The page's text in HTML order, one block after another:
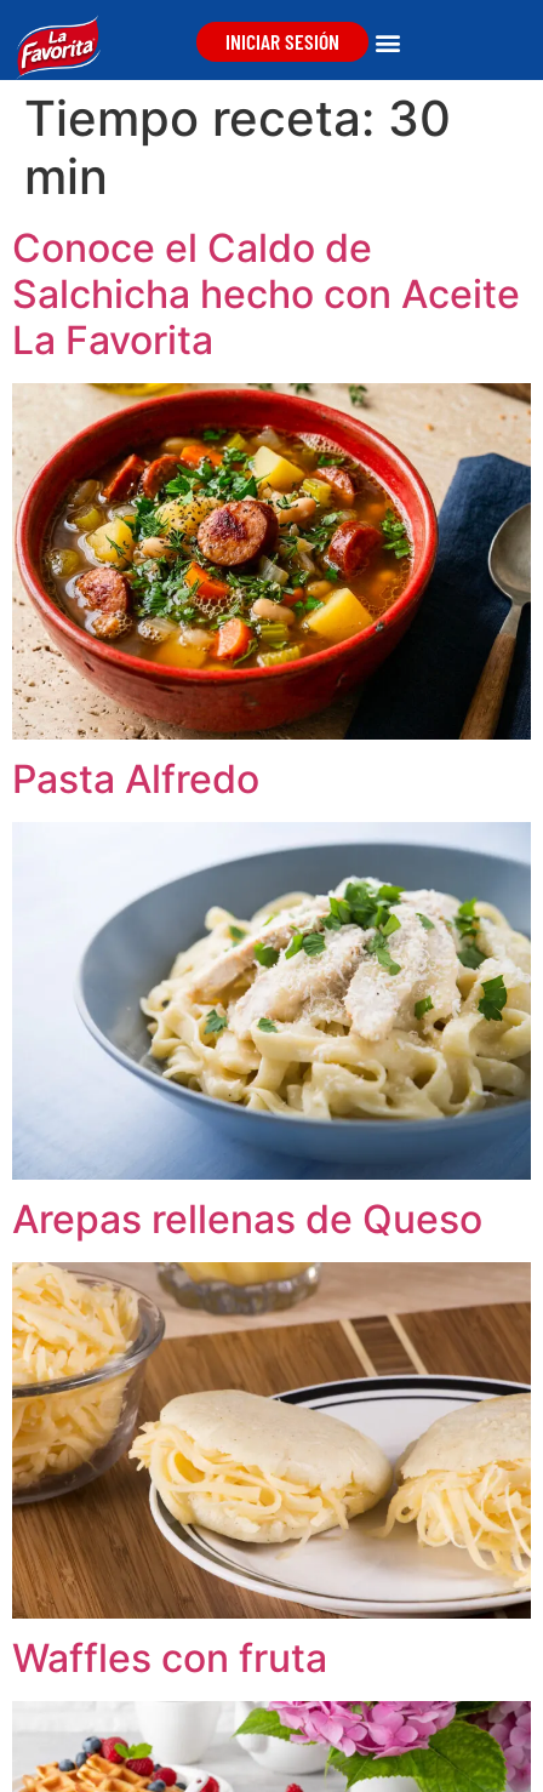
INICIAR SESIÓN
Tiempo receta: 30
min
Conoce el Caldo de
Salchicha hecho con Aceite
La Favorita
Pasta Alfredo
Arepas rellenas de Queso
Waffles con fruta